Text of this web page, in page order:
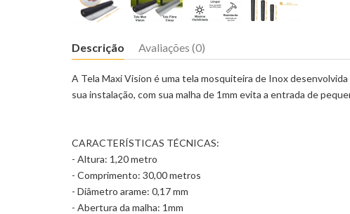
Descrição Avaliações (0)
A Tela Maxi Vision é uma tela mosquiteira de Inox
sua instalação, com sua malha de 1mm evita a entrada de
CARACTERÍSTICAS TÉCNICAS:
- Altura: 1,20 metro
- Comprimento: 30,00 metros
- Diâmetro arame: 0,17 mm
- Abertura da malha: 1mm